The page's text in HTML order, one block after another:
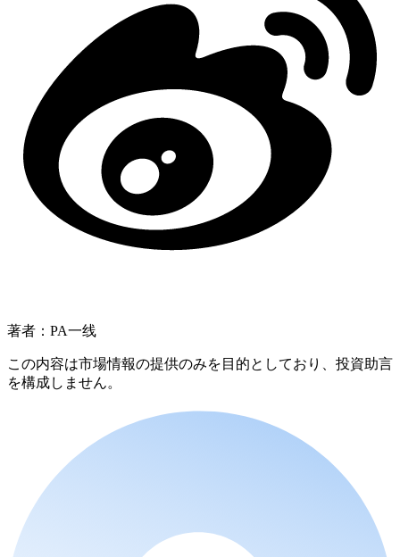
著者：PA一线
この内容は市場情報の提供のみを目的としており、投資助言
を構成しません。